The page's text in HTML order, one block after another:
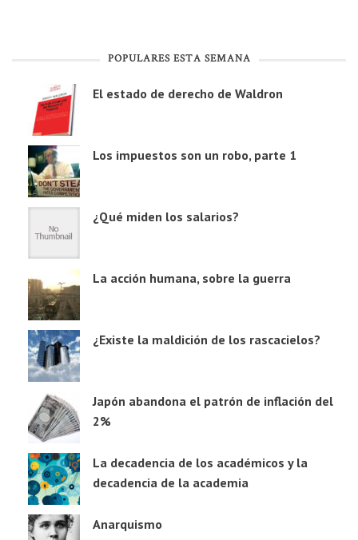
POPULARES ESTA SEMANA
El estado de derecho de Waldron
Los impuestos son un robo, parte 1
¿Qué miden los salarios?
La acción humana, sobre la guerra
¿Existe la maldición de los rascacielos?
Japón abandona el patrón de inflación del
2%
La decadencia de los académicos y la
decadencia de la academia
Anarquismo